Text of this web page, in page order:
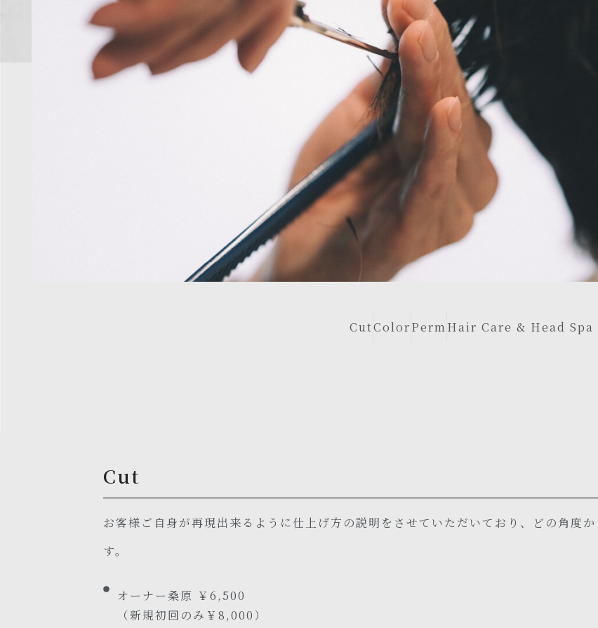
CutColorPermHair Care & Head Spa
Cut
お客様ご自身が再現出来るように仕上げ方の説明をさせていただいており、どの角度
す。
オーナー桑原 ￥6,500
（新規初回のみ￥8,000）